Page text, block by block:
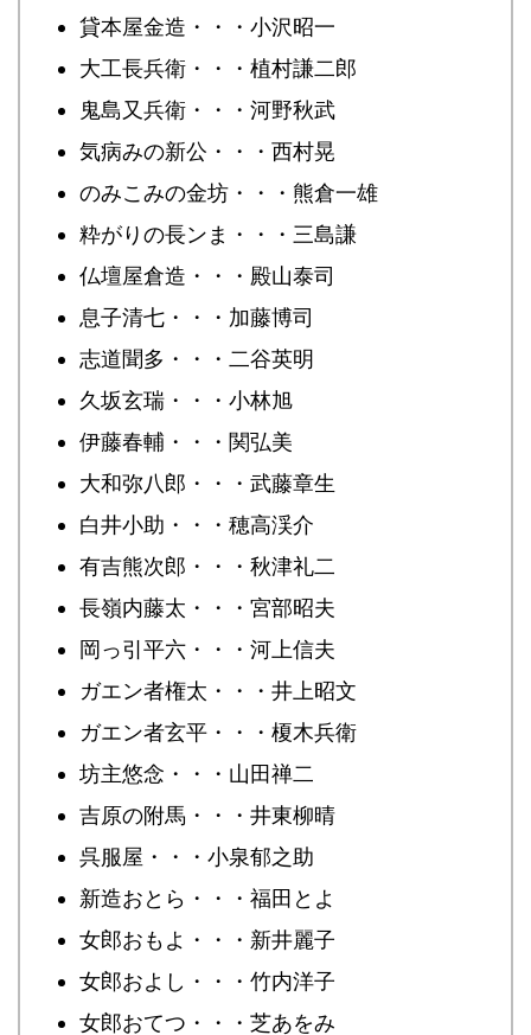
貸本屋金造・・・小沢昭一
大工長兵衛・・・植村謙二郎
鬼島又兵衛・・・河野秋武
気病みの新公・・・西村晃
のみこみの金坊・・・熊倉一雄
粋がりの長ンま・・・三島謙
仏壇屋倉造・・・殿山泰司
息子清七・・・加藤博司
志道聞多・・・二谷英明
久坂玄瑞・・・小林旭
伊藤春輔・・・関弘美
大和弥八郎・・・武藤章生
白井小助・・・穂高渓介
有吉熊次郎・・・秋津礼二
長嶺内藤太・・・宮部昭夫
岡っ引平六・・・河上信夫
ガエン者権太・・・井上昭文
ガエン者玄平・・・榎木兵衛
坊主悠念・・・山田禅二
吉原の附馬・・・井東柳晴
呉服屋・・・小泉郁之助
新造おとら・・・福田とよ
女郎おもよ・・・新井麗子
女郎およし・・・竹内洋子
女郎おてつ・・・芝あをみ